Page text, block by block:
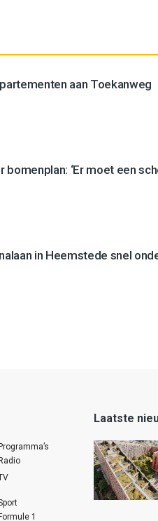
aan Toekanweg
‘Er moet een
in Heemstede snel
1
Laatste